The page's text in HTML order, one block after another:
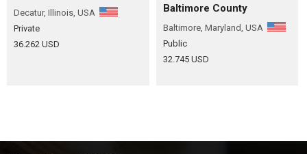
Decatur, Illinois, USA
Private
36.262 USD
Baltimore County
Baltimore, Maryland, USA
Public
32.745 USD